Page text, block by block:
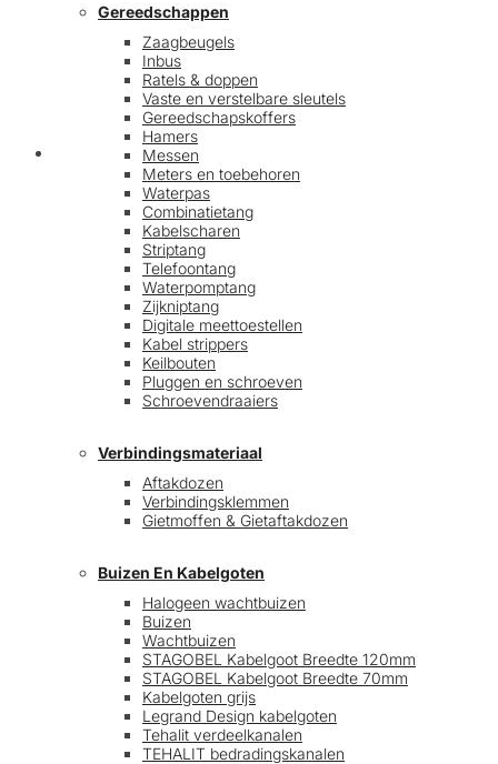
Afrekenen
Gereedschappen
Zaagbeugels
Inbus
Ratels & doppen
Vaste en verstelbare sleutels
Gereedschapskoffers
Hamers
Messen
Meters en toebehoren
Waterpas
Combinatietang
Kabelscharen
Striptang
Telefoontang
Waterpomptang
Zijkniptang
Digitale meettoestellen
Kabel strippers
Keilbouten
Pluggen en schroeven
Schroevendraaiers
Verbindingsmateriaal
Aftakdozen
Verbindingsklemmen
Gietmoffen & Gietaftakdozen
Buizen En Kabelgoten
Halogeen wachtbuizen
Buizen
Wachtbuizen
STAGOBEL Kabelgoot Breedte 120mm
STAGOBEL Kabelgoot Breedte 70mm
Kabelgoten grijs
Legrand Design kabelgoten
Tehalit verdeelkanalen
TEHALIT bedradingskanalen